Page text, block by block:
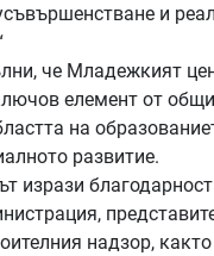
и
че Младежкият
елемент от
на
развитие.
изрази
надзор,